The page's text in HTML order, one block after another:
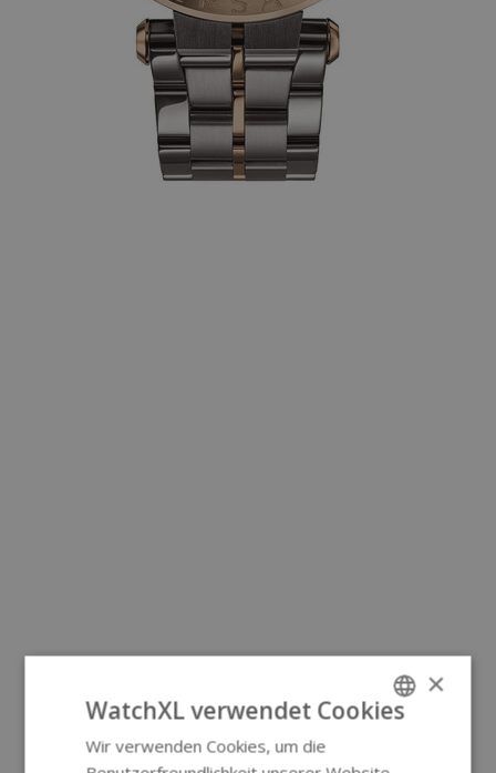
×
WatchXL verwendet Cookies
Wir verwenden Cookies, um die